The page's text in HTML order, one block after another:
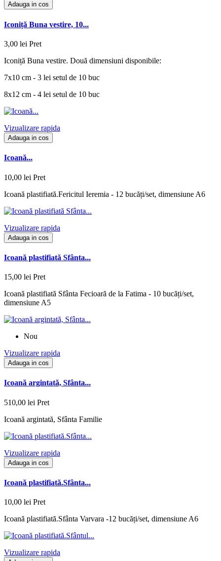
Adauga in cos
Iconiță Buna vestire, 10...
3,00 lei Pret
Iconiță Buna vestire. Două dimensiuni disponibile:
7x10 cm - 3 lei setul de 10 buc
8x12 cm - 4 lei setul de 10 buc
Vizualizare rapida
Adauga in cos
Icoană...
10,00 lei Pret
Icoană plastifiată.Fericitul Ieremia - 12 bucăți/set, dimensiune A6
Vizualizare rapida
Adauga in cos
Icoană plastifiată Sfânta...
15,00 lei Pret
Icoană plastifiată Sfânta Fecioară de la Fatima - 10 bucăți/set,
dimensiune A5
Nou
Vizualizare rapida
Adauga in cos
Icoană argintată, Sfânta...
510,00 lei Pret
Icoană argintată, Sfânta Familie
Vizualizare rapida
Adauga in cos
Icoană plastifiată.Sfânta...
10,00 lei Pret
Icoană plastifiată.Sfânta Varvara -12 bucăți/set, dimensiune A6
Vizualizare rapida